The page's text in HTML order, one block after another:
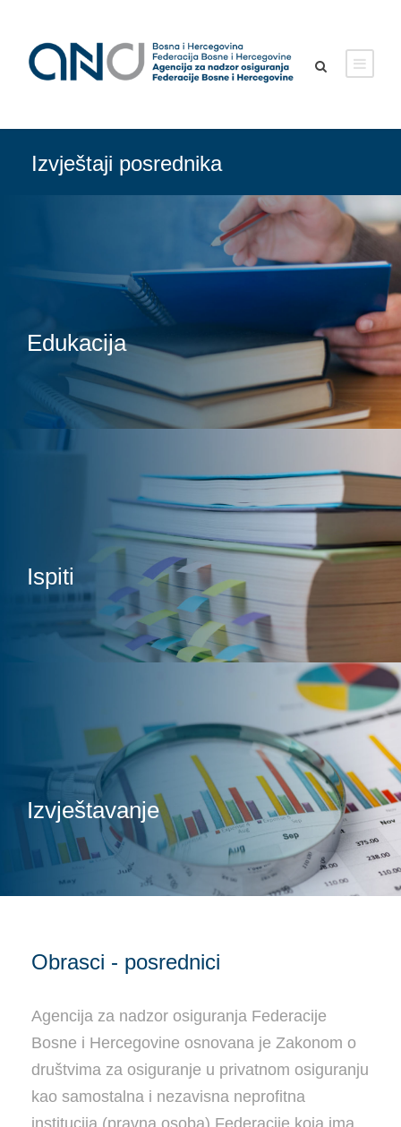
Izvještaji posrednika
Edukacija
Ispiti
Izvještavanje
Obrasci - posrednici
Agencija za nadzor osiguranja Federacije
Bosne i Hercegovine osnovana je Zakonom o
društvima za osiguranje u privatnom osiguranju
kao samostalna i nezavisna neprofitna